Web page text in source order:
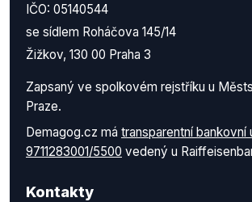
IČO: 05140544
se sídlem Roháčova 145/14
Žižkov, 130 00 Praha 3
Zapsaný ve spolkovém rejstříku u
Praze.
Demagog.cz má transparentní bankovní
9711283001/5500 vedený u
Kontakty